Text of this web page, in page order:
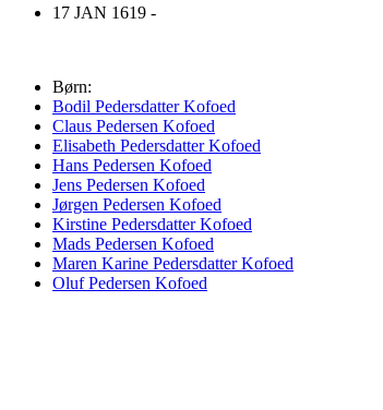
17 JAN 1619 -
Børn:
Bodil Pedersdatter Kofoed
Claus Pedersen Kofoed
Elisabeth Pedersdatter Kofoed
Hans Pedersen Kofoed
Jens Pedersen Kofoed
Jørgen Pedersen Kofoed
Kirstine Pedersdatter Kofoed
Mads Pedersen Kofoed
Maren Karine Pedersdatter Kofoed
Oluf Pedersen Kofoed